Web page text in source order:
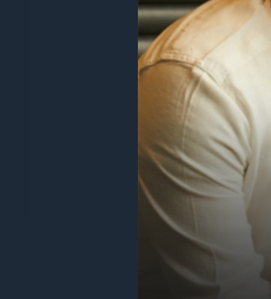
“Temos vindo a utilizar a Digify no último
poupou-nos muito tempo de ter de
funcionalidades, respondem ao feedback
Gestor de produtos principal
Livro de embrulho